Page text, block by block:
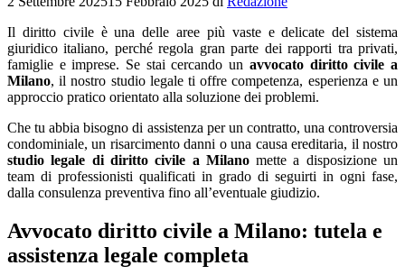
Il diritto civile è una delle aree più vaste e delicate del sistema
giuridico italiano, perché regola gran parte dei rapporti tra privati,
famiglie e imprese. Se stai cercando un avvocato diritto civile a
Milano, il nostro studio legale ti offre competenza, esperienza e un
approccio pratico orientato alla soluzione dei problemi.
Che tu abbia bisogno di assistenza per un contratto, una controversia
condominiale, un risarcimento danni o una causa ereditaria, il nostro
studio legale di diritto civile a Milanomette a disposizione un
team di professionisti qualificati in grado di seguirti in ogni fase,
dalla consulenza preventiva fino all’eventuale giudizio.
Avvocato diritto civile a Milano: tutela e
assistenza legale completa